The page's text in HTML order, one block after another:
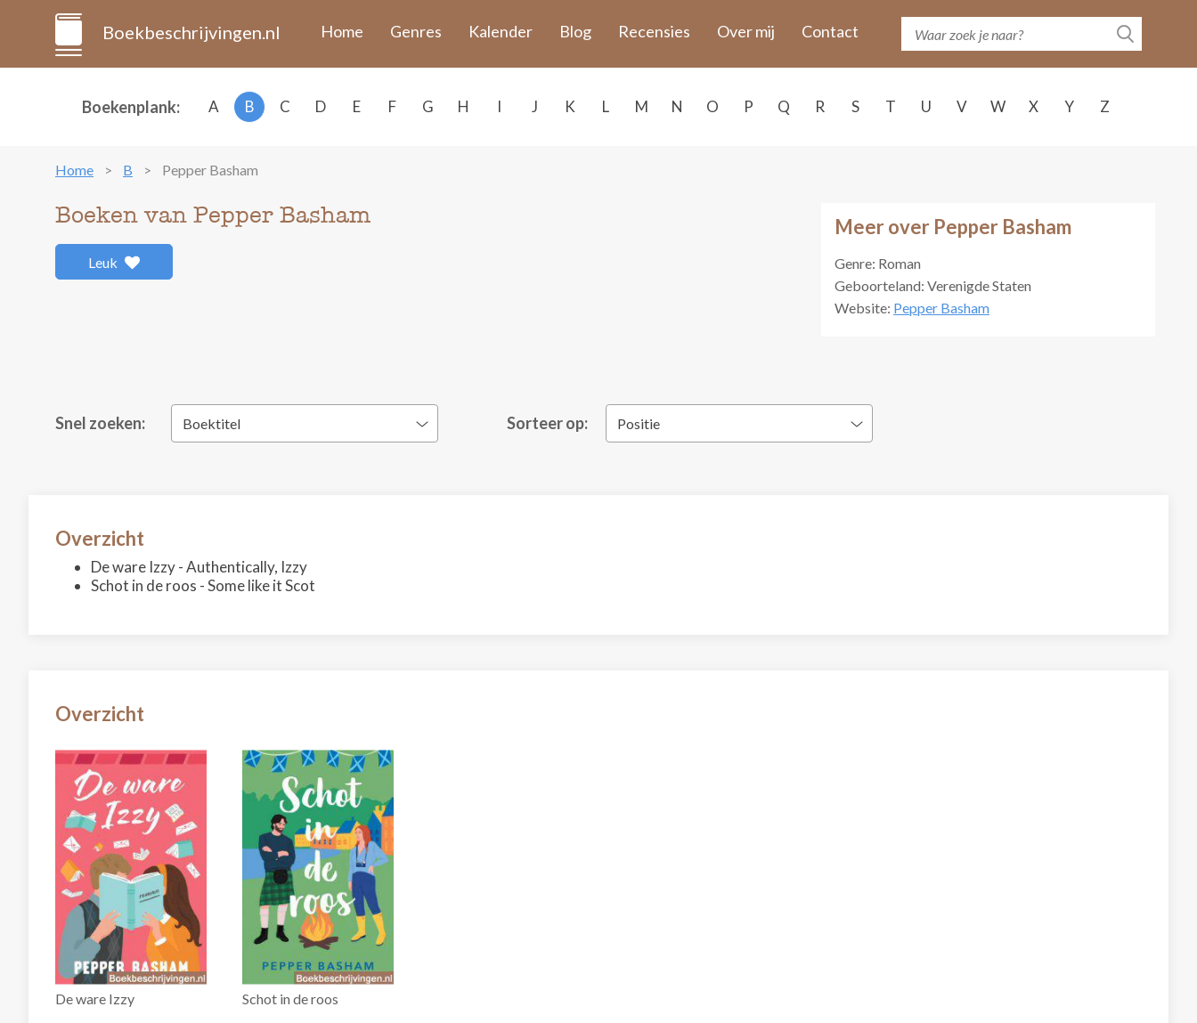
Boekbeschrijvingen.nl Home Genres Kalender Blog Recensies Over mij Contact
Boekenplank: A B C D E F G H I J K L M N O P Q R S T U V W X Y Z
Home B Pepper Basham
Meer over Pepper Basham
Genre: Roman
Geboorteland: Verenigde Staten
Website: Pepper Basham
Boeken van Pepper Basham
Leuk
Snel zoeken: Boektitel Sorteer op: Positie
Overzicht
De ware Izzy - Authentically, Izzy
Schot in de roos - Some like it Scot
Overzicht
De ware Izzy Schot in de roos